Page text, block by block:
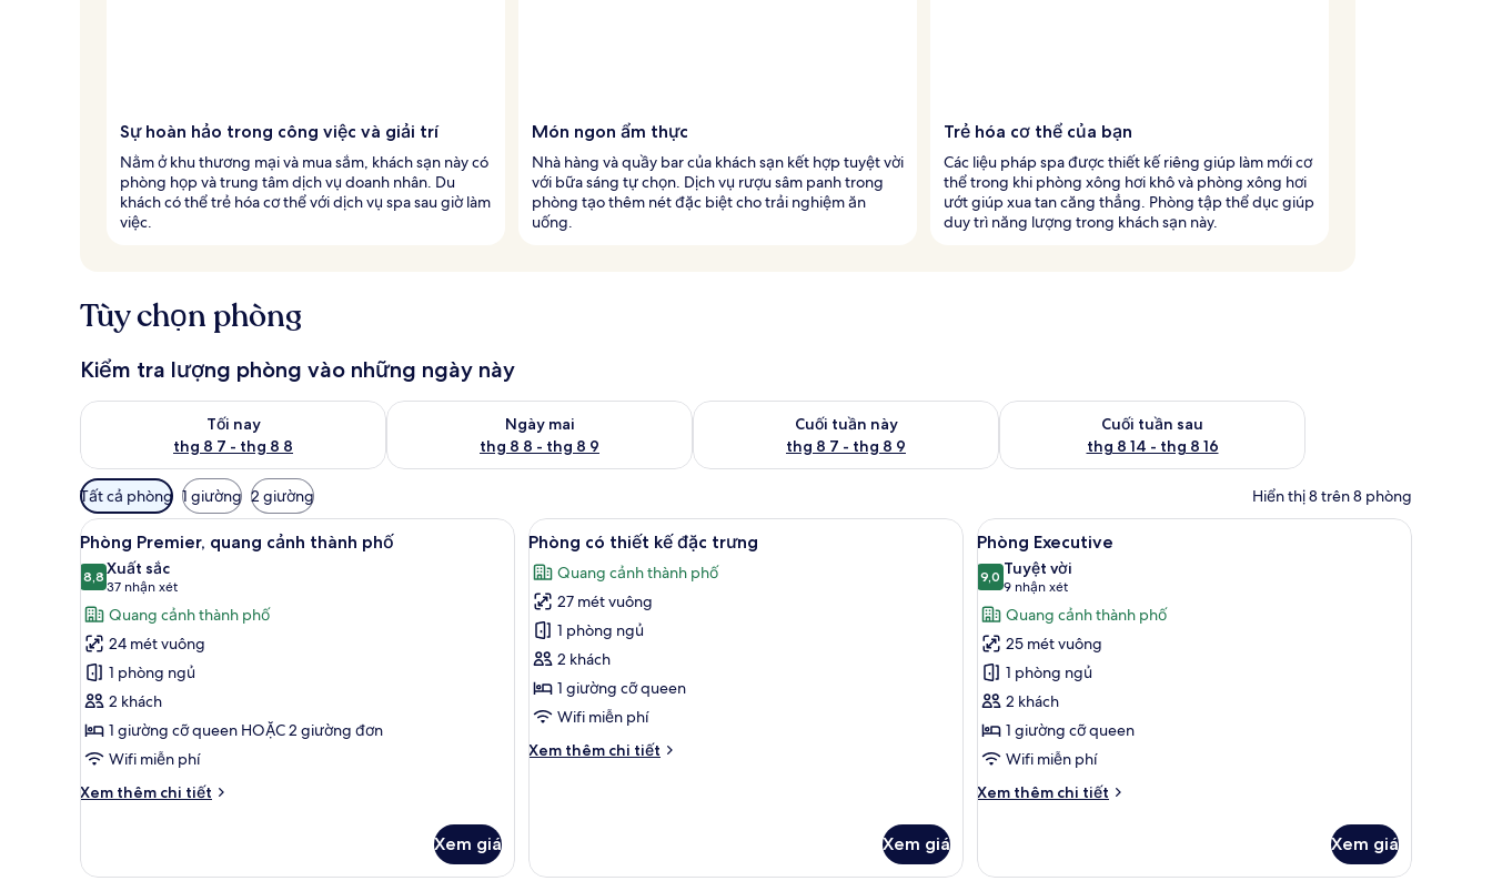
Sự hoàn hảo trong công việc và giải trí
Nằm ở khu thương mại và mua sắm, khách sạn này có
phòng họp và trung tâm dịch vụ doanh nhân. Du
khách có thể trẻ hóa cơ thể với dịch vụ spa sau giờ làm
việc.
Món ngon ẩm thực
Nhà hàng và quầy bar của khách sạn kết hợp tuyệt vời
với bữa sáng tự chọn. Dịch vụ rượu sâm panh trong
phòng tạo thêm nét đặc biệt cho trải nghiệm ăn
uống.
Trẻ hóa cơ thể của bạn
Các liệu pháp spa được thiết kế riêng giúp làm mới cơ
thể trong khi phòng xông hơi khô và phòng xông hơi
ướt giúp xua tan căng thẳng. Phòng tập thể dục giúp
duy trì năng lượng trong khách sạn này.
Tùy chọn phòng
Kiểm tra lượng phòng vào những ngày này
Tối nay
thg 8 7 - thg 8 8
Kiểm tra lượng phòng tối nay từ thg 8 7 - thg 8 8
Ngày mai
thg 8 8 - thg 8 9
Kiểm tra lượng phòng ngày mai từ thg 8 8 - thg 8 9
Cuối tuần này
thg 8 7 - thg 8 9
Kiểm tra lượng phòng cuối tuần này từ thg 8 7 - thg 8 9
Cuối tuần sau
thg 8 14 - thg 8 16
Kiểm tra lượng phòng cuối tuần tới từ thg 8 14 - thg 8 16
Bộ
lọc
có
thể
dùng
để
lọc
tìm
phòng
Tất cả phòng 1 giường 2 giường Hiển thị 8 trên 8 phòng
Xem
tất
cả
ảnh
Phòng
Premier,
quang
cảnh
thành
phố
6
Phòng Premier, quang cảnh thành phố
8,88,8 trên 10
Xuất sắc
37 nhận xét
(37
nhận
xét)
Quang cảnh thành phố
24 mét vuông
1 phòng ngủ
2 khách
1 giường cỡ queen HOẶC 2 giường đơn
Wifi miễn phí
Xem thêm chi tiết
Chi
Phòng
Xem giá
Xem
tất
cả
ảnh
Phòng
có
thiết
kế
trưng
Minibar, két bảo mật tại phòng, bàn, màn/rèm cản sáng
6
Phòng có thiết kế đặc trưng
Quang cảnh thành phố
27 mét vuông
1 phòng ngủ
2 khách
1 giường cỡ queen
Wifi miễn phí
Xem thêm chi tiết
Chi
thiết
Xem giá
Xem
tất
cả
ảnh
Phòng
Executive
Minibar, két bảo mật tại phòng, bàn, màn/
6
Phòng Executive
9,09,0 trên 10
Tuyệt vời
9 nhận xét
(9
nhận
xét)
Quang cảnh thành phố
25 mét vuông
1 phòng ngủ
2 khách
1 giường cỡ queen
Wifi miễn phí
Xem thêm chi tiết
Chi
Phòng
Xem giá